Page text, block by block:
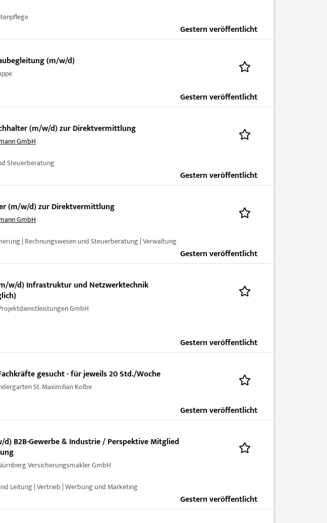
Gestern veröffentlicht
(m/w/d)
Gestern veröffentlicht
(m/w/d) zur Direktvermittlung
GmbH
Steuerberatung
Gestern veröffentlicht
(m/w/d) zur Direktvermittlung
GmbH
| Rechnungswesen und Steuerberatung | Verwaltung
Gestern veröffentlicht
w/d) Infrastruktur und Netzwerktechnik
GmbH
Gestern veröffentlicht
gesucht - für jeweils 20 Std./Woche
St. Maximilian Kolbe
Gestern veröffentlicht
B2B-Gewerbe & Industrie / Perspektive Mitglied
Versicherungsmakler GmbH
Leitung | Vertrieb | Werbung und Marketing
Gestern veröffentlicht